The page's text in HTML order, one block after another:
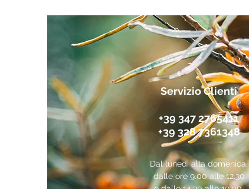
Servizio Clienti
+39 347 2765411
+39 328 7361348
Dal lunedì alla domenica
dalle ore 9.00 alle 12.30